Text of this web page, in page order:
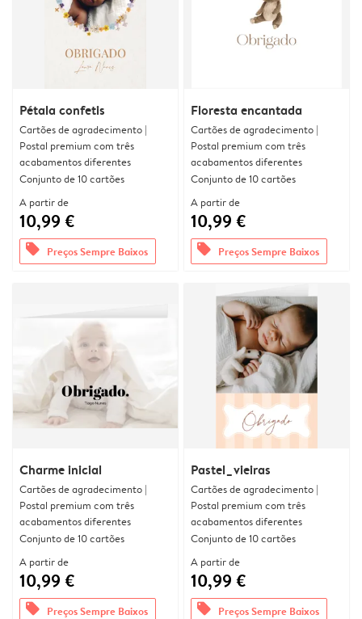
Pétala confetis
Cartões de agradecimento |
Postal premium com três
acabamentos diferentes
Conjunto de 10 cartões
A partir de
10,99 €
offers Preços Sempre Baixos
Floresta encantada
Cartões de agradecimento |
Postal premium com três
acabamentos diferentes
Conjunto de 10 cartões
A partir de
10,99 €
offers Preços Sempre Baixos
Charme inicial
Cartões de agradecimento |
Postal premium com três
acabamentos diferentes
Conjunto de 10 cartões
A partir de
10,99 €
offers Preços Sempre Baixos
Pastel_vieiras
Cartões de agradecimento |
Postal premium com três
acabamentos diferentes
Conjunto de 10 cartões
A partir de
10,99 €
offers Preços Sempre Baixos